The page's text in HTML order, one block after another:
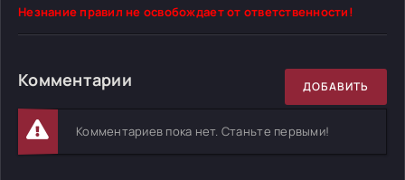
Незнание правил не освобождает от ответственности!
Комментарии ДОБАВИТЬ
Комментариев пока нет. Станьте первыми!